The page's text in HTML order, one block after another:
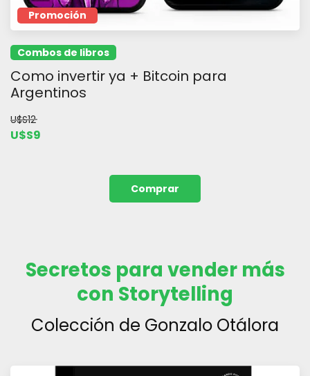
Promoción
Combos de libros
Como invertir ya + Bitcoin para
Argentinos
U$S12
U$S9
Comprar
Secretos para vender más
con Storytelling
Colección de Gonzalo Otálora